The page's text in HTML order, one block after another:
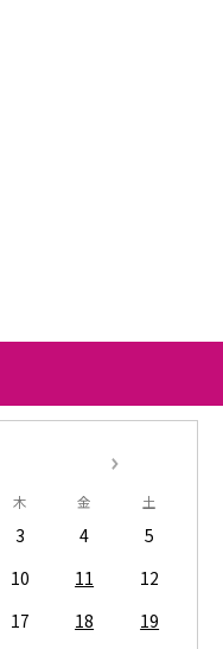
木 金 土
3 4
5
10 11
12
17 18
19